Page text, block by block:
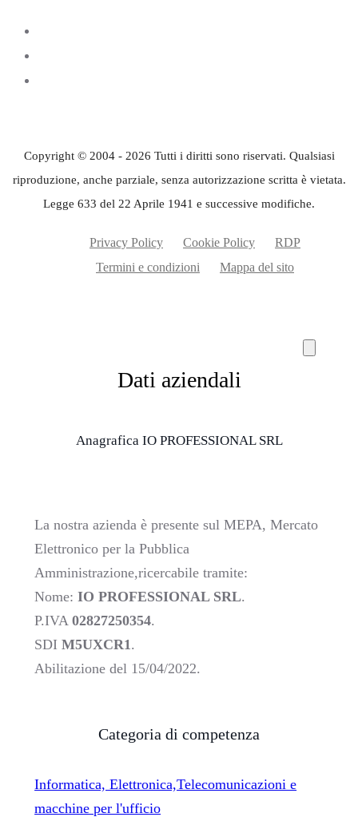
Copyright © 2004 - 2026 Tutti i diritti sono riservati. Qualsiasi
riproduzione, anche parziale, senza autorizzazione scritta è vietata.
Legge 633 del 22 Aprile 1941 e successive modifiche.
Privacy Policy Cookie Policy
RDP
Termini e condizioni
Mappa del sito
Dati aziendali
Anagrafica IO PROFESSIONAL SRL
La nostra azienda è presente sul MEPA, Mercato
Elettronico per la Pubblica
Amministrazione,ricercabile tramite:
Nome:IO PROFESSIONAL SRL.
P.IVA02827250354.
SDIM5UXCR1.
Abilitazione del 15/04/2022.
Categoria di competenza
Informatica, Elettronica,Telecomunicazioni e
macchine per l'ufficio